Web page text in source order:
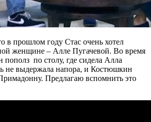
в прошлом году Стас очень хотел
женщине – Алле Пугачевой. Во время
пополз по столу, где сидела Алла
не выдержала напора, и Костюшкин
Предлагаю вспомнить это